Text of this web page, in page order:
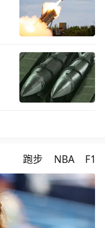
跑步 NBA F1